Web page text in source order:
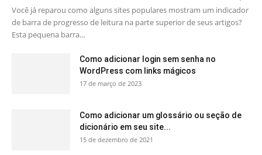
Você já reparou como alguns sites populares mostram um indicador
de barra de progresso de leitura na parte superior de seus artigos?
Esta pequena barra...
Como adicionar login sem senha no
WordPress com links mágicos
17 de março de 2023
Como adicionar um glossário ou seção de
dicionário em seu site...
15 de dezembro de 2021